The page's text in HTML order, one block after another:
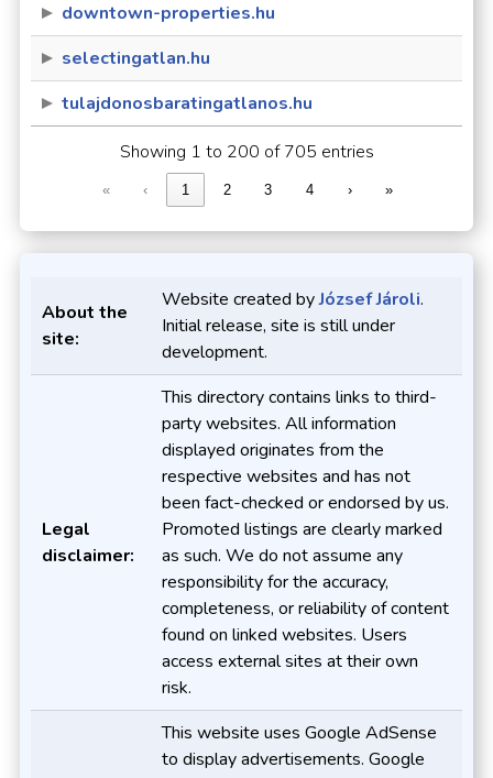
downtown-properties.hu
selectingatlan.hu
tulajdonosbaratingatlanos.hu
Showing 1 to 200 of 705 entries
« ‹ 1 2 3 4 › »
About the
site:
Website created byJózsef Jároli.
Initial release, site is still under
development.
Legal
disclaimer:
This directory contains links to third-
party websites. All information
displayed originates from the
respective websites and has not
been fact-checked or endorsed by us.
Promoted listings are clearly marked
as such. We do not assume any
responsibility for the accuracy,
completeness, or reliability of content
found on linked websites. Users
access external sites at their own
risk.
This website uses Google AdSense
to display advertisements. Google